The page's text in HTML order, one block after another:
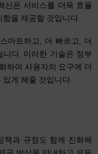
신은 서비스를 더욱 효율
을 제공할 것입니다.
마트하고, 더 빠르고, 더
다. 이러한 기술은 정부
하여 사용자의 요구에 더
게 해줄 것입니다.
책과 규정도 함께 진화해